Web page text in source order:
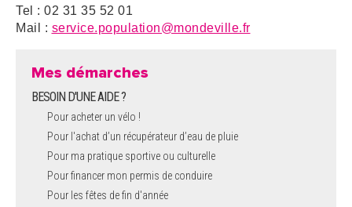
Tel : 02 31 35 52 01
Mail : service.population@mondeville.fr
Mes démarches
BESOIN D'UNE AIDE ?
Pour acheter un vélo !
Pour l'achat d’un récupérateur d’eau de pluie
Pour ma pratique sportive ou culturelle
Pour financer mon permis de conduire
Pour les fêtes de fin d'année